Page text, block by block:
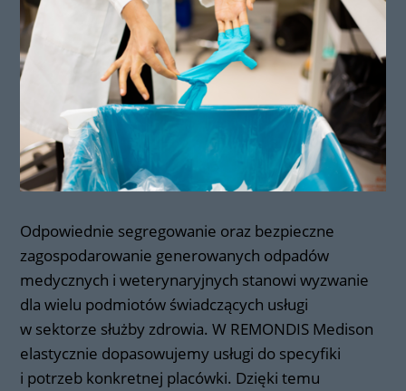
Odpowiednie segregowanie oraz bezpieczne
zagospodarowanie generowanych odpadów
medycznych i weterynaryjnych stanowi wyzwanie
dla wielu podmiotów świadczących usługi
w sektorze służby zdrowia. W REMONDIS Medison
elastycznie dopasowujemy usługi do specyfiki
i potrzeb konkretnej placówki. Dzięki temu